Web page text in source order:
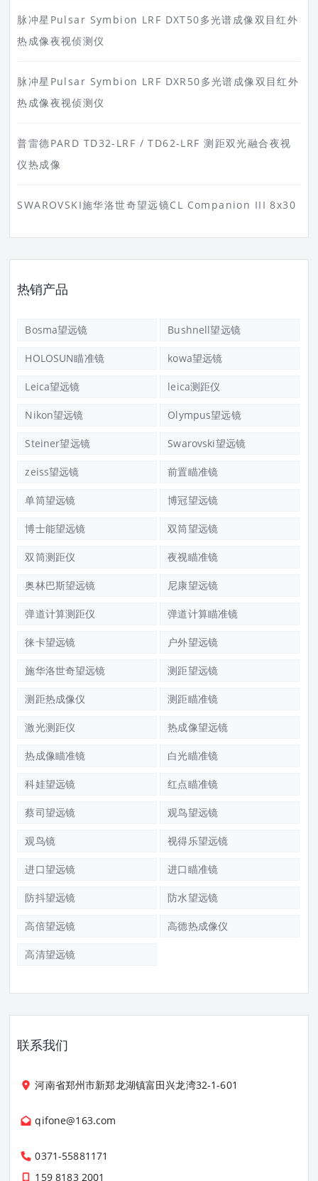
脉冲星Pulsar Symbion LRF DXT50多光谱成像双目红外
热成像夜视侦测仪
脉冲星Pulsar Symbion LRF DXR50多光谱成像双目红外
热成像夜视侦测仪
普雷德PARD TD32-LRF / TD62-LRF 测距双光融合夜视
仪热成像
SWAROVSKI施华洛世奇望远镜CL Companion III 8x30
热销产品
Bosma望远镜 Bushnell望远镜
HOLOSUN瞄准镜 kowa望远镜
Leica望远镜 leica测距仪
Nikon望远镜 Olympus望远镜
Steiner望远镜 Swarovski望远镜
zeiss望远镜 前置瞄准镜
单筒望远镜 博冠望远镜
博士能望远镜 双筒望远镜
双筒测距仪 夜视瞄准镜
奥林巴斯望远镜 尼康望远镜
弹道计算测距仪 弹道计算瞄准镜
徕卡望远镜 户外望远镜
施华洛世奇望远镜 测距望远镜
测距热成像仪 测距瞄准镜
激光测距仪 热成像望远镜
热成像瞄准镜 白光瞄准镜
科娃望远镜 红点瞄准镜
蔡司望远镜 观鸟望远镜
观鸟镜 视得乐望远镜
进口望远镜 进口瞄准镜
防抖望远镜 防水望远镜
高倍望远镜 高德热成像仪
高清望远镜
联系我们
河南省郑州市新郑龙湖镇富田兴龙湾32-1-601
qifone@163.com
0371-55881171
159 8183 2001